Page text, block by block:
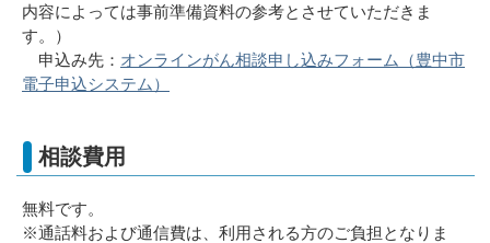
内容によっては事前準備資料の参考とさせていただきま
す。）
申込み先： オンラインがん相談申し込みフォーム（豊中市
電子申込システム）
相談費用
無料です。
※通話料および通信費は、利用される方のご負担となりま